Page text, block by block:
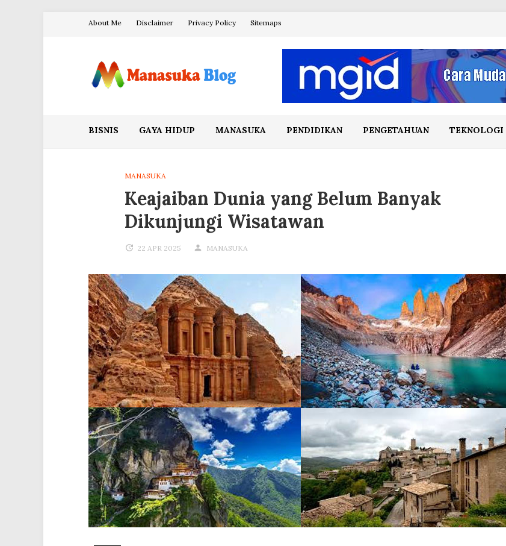
About Me Disclaimer Privacy Policy Sitemaps
BISNIS GAYA HIDUP MANASUKA PENDIDIKAN PENGETAHUAN TEKNOLOGI
MANASUKA
Keajaiban Dunia yang Belum Banyak
Dikunjungi Wisatawan
22 APR 2025 MANASUKA